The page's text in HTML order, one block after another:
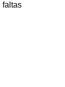
faltas